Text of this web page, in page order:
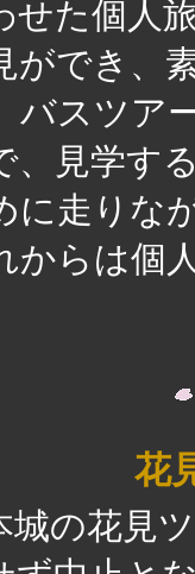
せた個人
ができ、
バスツア
、見学す
に走りな
からは個
花
の花見